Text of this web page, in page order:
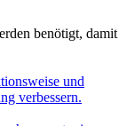
benötigt, damit
und
verbessern.